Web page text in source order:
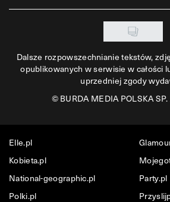
Dalsze rozpowszechnianie tekstów,
opublikowanych w serwisie w całości
uprzedniej zgody
©BURDA MEDIA POLSKA SP.
Elle.pl
Kobieta.pl
National-geographic.pl
Party.pl
Polki.pl